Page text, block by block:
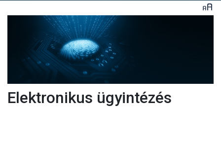
Elektronikus ügyintézés